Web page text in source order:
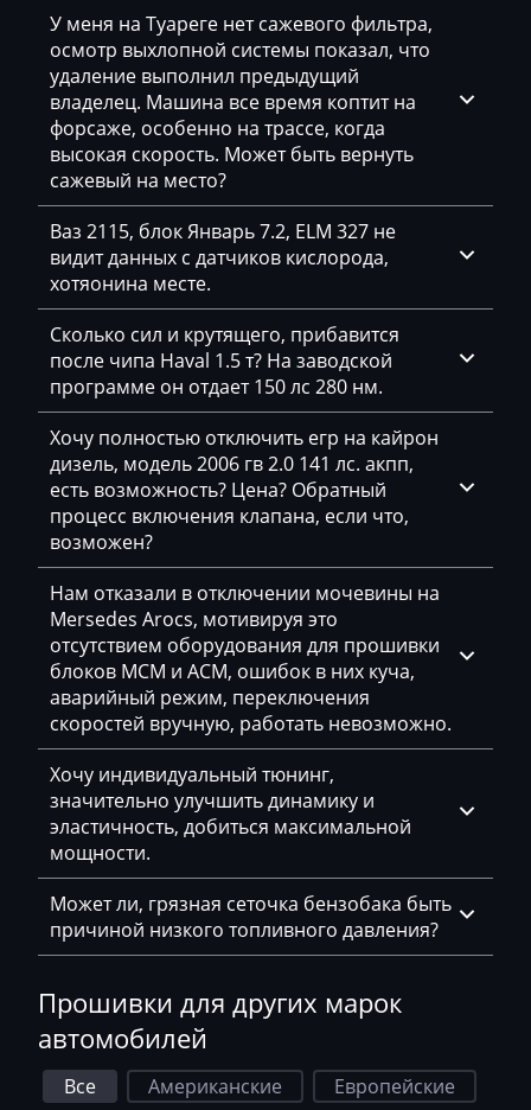
Furukawa
GAC
Geely
Gehl
Genie
Genset
GMC
Great Wall
Grove
Groz
Hafei
Haima
Hamm
Hatz
Haval
Hawtai
Hidromek
Higer
Hino
Hitachi
Honda
Hongqi
Howo
Huanghai
Hummer
У меня на Туареге нет сажевого фильтра,
осмотр выхлопной системы показал, что
удаление выполнил предыдущий
владелец. Машина все время коптит на
форсаже, особенно на трассе, когда
высокая скорость. Может быть вернуть
сажевый на место?
Ваз 2115, блок Январь 7.2, ELM 327 не
видит данных с датчиков кислорода,
хотяонина месте.
Сколько сил и крутящего, прибавится
после чипа Haval 1.5 т? На заводской
программе он отдает 150 лс 280 нм.
Хочу полностью отключить егр на кайрон
дизель, модель 2006 гв 2.0 141 лс. акпп,
есть возможность? Цена? Обратный
процесс включения клапана, если что,
возможен?
Нам отказали в отключении мочевины на
Mersedes Arocs, мотивируя это
отсутствием оборудования для прошивки
блоков MCM и ACM, ошибок в них куча,
аварийный режим, переключения
скоростей вручную, работать невозможно.
Хочу индивидуальный тюнинг,
значительно улучшить динамику и
эластичность, добиться максимальной
мощности.
Может ли, грязная сеточка бензобака быть
причиной низкого топливного давления?
Прошивки для других марок
автомобилей
Все Американские
Европейские